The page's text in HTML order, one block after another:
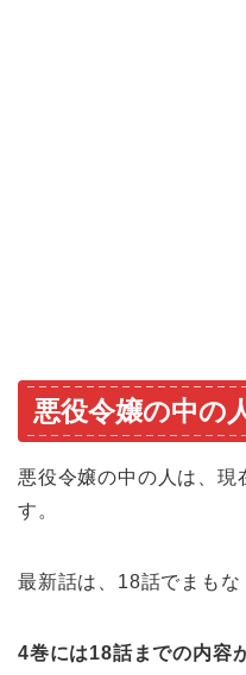
悪役令嬢の中の
悪役令嬢の中の人は、現
す。
最新話は、18話でまもな
4巻には18話までの内容